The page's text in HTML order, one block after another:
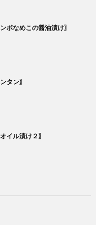
ボなめこの醤油漬け〗
タン〗
イル漬け２〗